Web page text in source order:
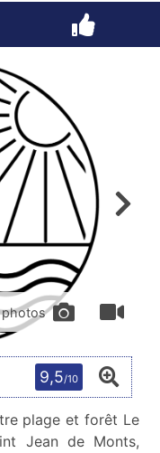
photos
9,5/10
plage et forêt Le
Jean de Monts,